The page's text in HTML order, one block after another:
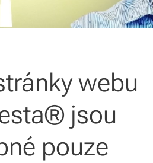
webu
jsou
pouze